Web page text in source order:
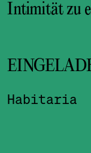
Intimität zu
Habitaria